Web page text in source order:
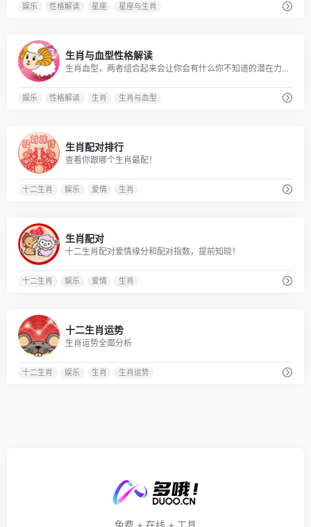
娱乐 性格解读 星座 星座与生肖
生肖与血型性格解读
生肖血型，两者组合起来会让你会有什么你不知道的潜在力量呢？赶快来查查吧！
娱乐 性格解读 生肖 生肖与血型
生肖配对排行
查看你跟哪个生肖最配！
十二生肖 娱乐 爱情 生肖
生肖配对
十二生肖配对爱情缘分和配对指数，提前知晓！
十二生肖 娱乐 爱情 生肖
十二生肖运势
生肖运势全面分析
十二生肖 娱乐 生肖 生肖运势
免费 + 在线 + 工具